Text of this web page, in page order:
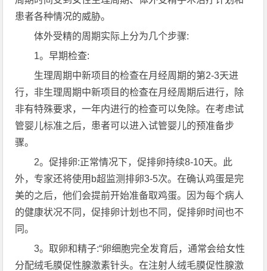
患者各种情况的威胁。
体外受精的周期实际上分为几个步骤:
1。早期检查:
生理周期中新项目的检查在月经周期的第2-3天进
行，非生理周期中新项目的检查在月经周期后进行，除
非有特殊要求，一年内进行的检查可以免除。在考虑试
管婴儿标准之后，患者可以进入试管婴儿的预准备步
骤。
2。促排卵:正常情况下，促排卵持续8-10天。此
外，专家还将使用b超监测排卵3-5次。在确认鸡蛋是完
美的之后，他们会提前开始准备取鸡蛋。因为每个病人
的健康状况不同，促排卵计划也不同，促排卵时间也不
同。
3。取卵和精子:“卵细胞完全发育后，通常会给女性
分配绒毛膜促性腺激素针头。在注射人绒毛膜促性腺激